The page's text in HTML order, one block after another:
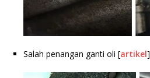
Salah penangan ganti oli [artikel]